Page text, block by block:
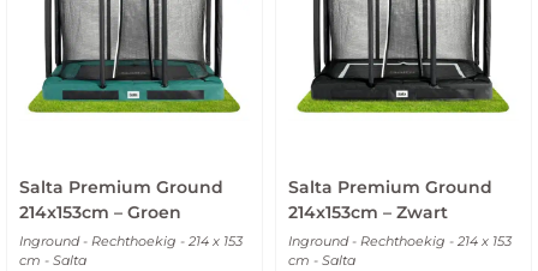
Salta Premium Ground
214x153cm – Groen
Inground - Rechthoekig - 214 x 153
cm - Salta
Salta Premium Ground
214x153cm – Zwart
Inground - Rechthoekig - 214 x 153
cm - Salta